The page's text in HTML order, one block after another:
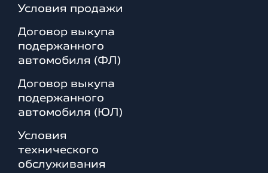
Условия продажи
Договор выкупа
подержанного
автомобиля (ФЛ)
Договор выкупа
подержанного
автомобиля (ЮЛ)
Условия
технического
обслуживания